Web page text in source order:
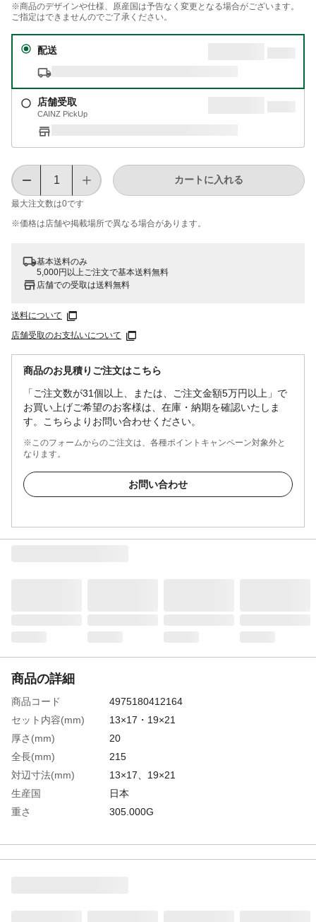
※商品のデザインや仕様、原産国は予告なく変更となる場合がございます。
ご指定はできませんのでご了承ください。
配送
店舗受取
CAINZ PickUp
最大注文数は0です
カートに入れる
※価格は​店舗や​掲載場所で​異なる​場合が​あります。
基本送料のみ
5,000円以上ご注文で基本送料無料
店舗での受取は送料無料
送料について
店舗受取のお支払いについて
商品のお見積りご注文はこちら
「ご注文数が31個以上、または、ご注文金額5万円以上」で
お買い上げご希望のお客様は、在庫・納期を確認いたしま
す。こちらよりお問い合わせください。
※このフォームからのご注文は、各種ポイントキャンペーン対象外と
なります。
お問い合わせ
商品の詳細
商品コード
4975180412164
セット内容(mm)
13×17・19×21
厚さ(mm)
20
全長(mm)
215
対辺寸法(mm)
13×17、19×21
生産国
日本
重さ
305.000G